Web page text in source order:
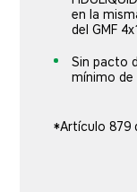
en la
del GMF
Sin pacto
mínimo de
*Artículo 879